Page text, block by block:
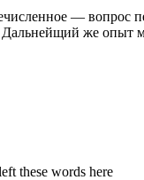
— вопрос
Дальнейщий же опыт
these words here